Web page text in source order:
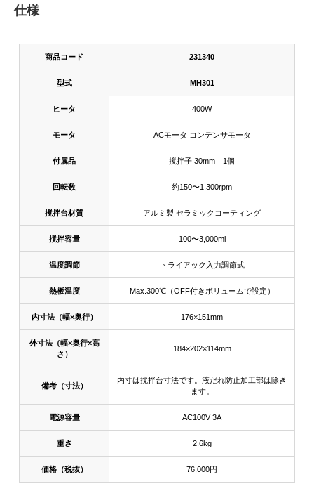
仕様
商品コード 231340
型式 MH301
ヒータ 400W
モータ ACモータ コンデンサモータ
付属品 撹拌子 30mm 1個
回転数 約150〜1,300rpm
撹拌台材質 アルミ製 セラミックコーティング
撹拌容量 100〜3,000ml
温度調節 トライアック入力調節式
熱板温度 Max.300℃（OFF付きボリュームで設定）
内寸法（幅×奥行） 176×151mm
外寸法（幅×奥行×高
さ）
184×202×114mm
備考（寸法）
内寸は撹拌台寸法です。液だれ防止加工部は除き
ます。
電源容量 AC100V 3A
重さ 2.6kg
価格（税抜） 76,000円